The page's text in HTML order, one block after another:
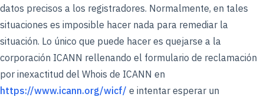
datos precisos a los registradores. Normalmente, en tales
situaciones es imposible hacer nada para remediar la
situación. Lo único que puede hacer es quejarse a la
corporación ICANN rellenando el formulario de reclamación
por inexactitud del Whois de ICANN en
https://www.icann.org/wicf/ e intentar esperar un